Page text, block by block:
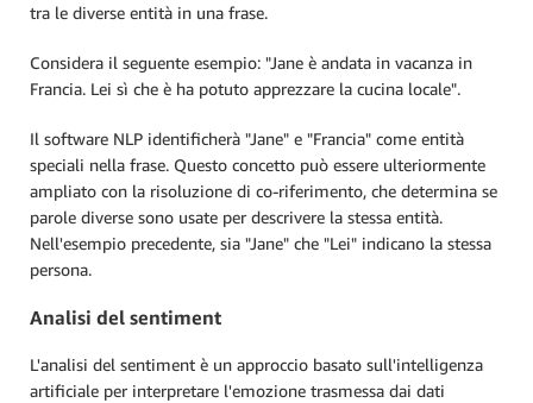
tra le diverse entità in una frase.
Considera il seguente esempio: "Jane è andata in vacanza in
Francia. Lei sì che è ha potuto apprezzare la cucina locale".
Il software NLP identificherà "Jane" e "Francia" come entità
speciali nella frase. Questo concetto può essere ulteriormente
ampliato con la risoluzione di co-riferimento, che determina se
parole diverse sono usate per descrivere la stessa entità.
Nell'esempio precedente, sia "Jane" che "Lei" indicano la stessa
persona.
Analisi del sentiment
L'analisi del sentiment è un approccio basato sull'intelligenza
artificiale per interpretare l'emozione trasmessa dai dati